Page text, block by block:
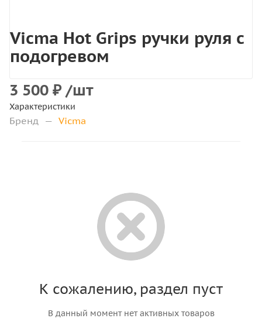
Vicma Hot Grips ручки руля с
подогревом
3 500 ₽ /шт
Характеристики
Бренд — Vicma
К сожалению, раздел пуст
В данный момент нет активных товаров